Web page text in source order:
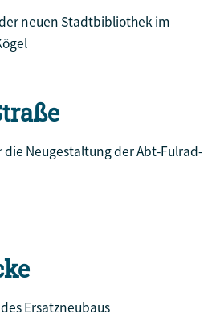
neuen Stadtbibliothek im
Neugestaltung der Abt-Fulrad-
Ersatzneubaus